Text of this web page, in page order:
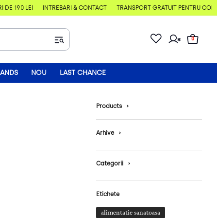
190 LEI ÎNTREBĂRI & CONTACT TRANSPORT GRATUIT PENTRU
0
NOU LAST CHANCE
Products ›
Arhive ›
Categorii ›
Etichete
alimentatie sanatoasa